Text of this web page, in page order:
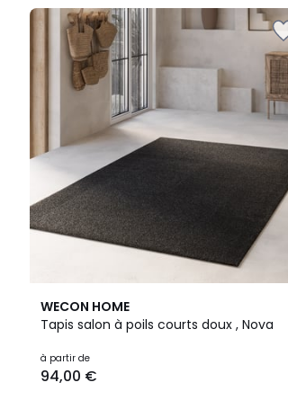
WECON HOME
Tapis salon à poils courts doux , Nova
à partir de
94,00 €
3
Couleurs